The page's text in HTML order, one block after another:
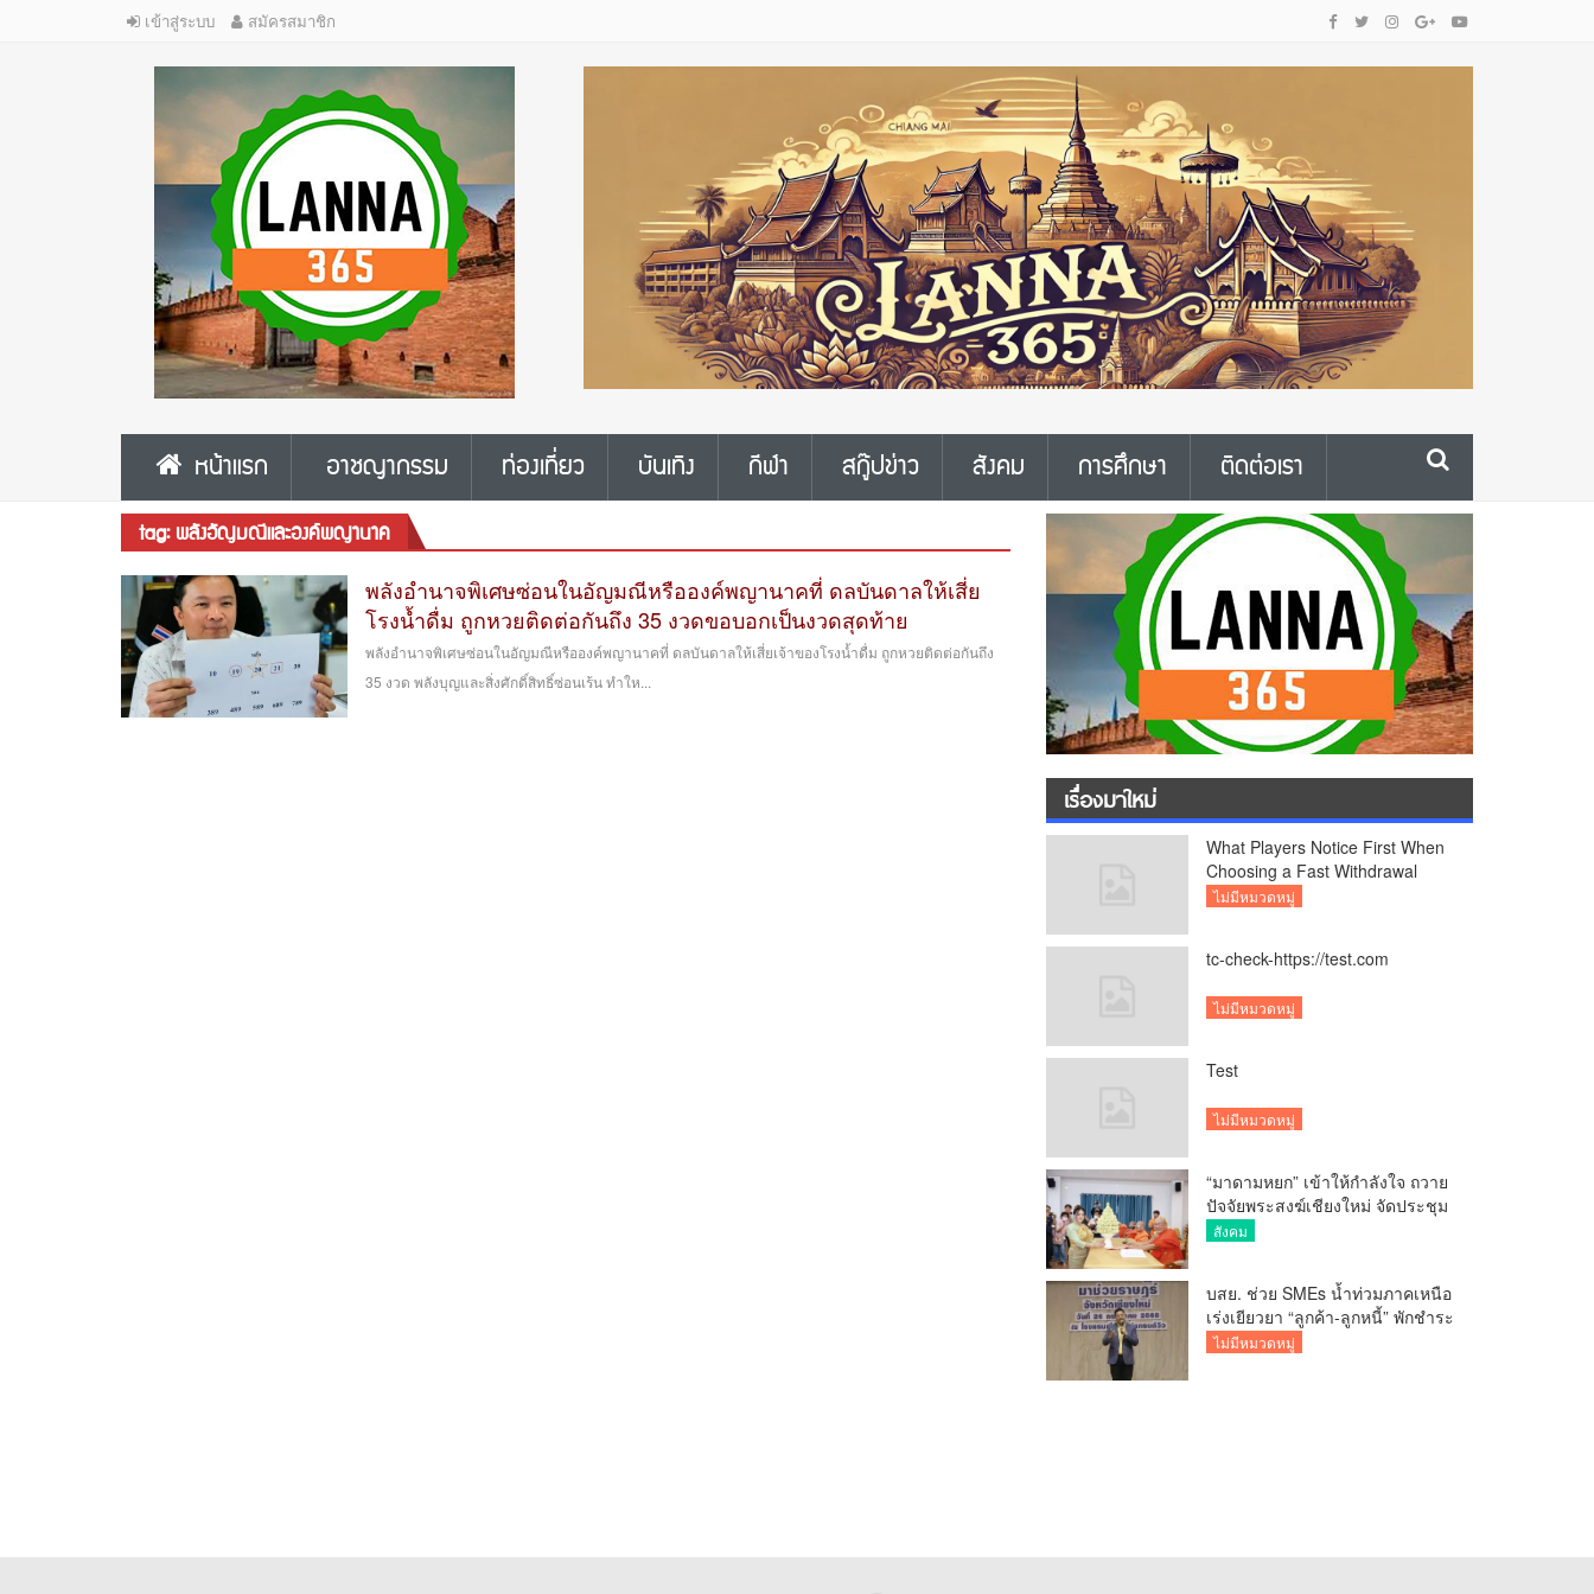
เข้าสู่ระบบ สมัครสมาชิก
หน้าแรก อาชญากรรม ท่องเที่ยว บันเทิง กีฬา สกู๊ปข่าว สังคม การศึกษา ติดต่อเรา
tag: พลังอัญมณีและองค์พญานาค
พลังอำนาจพิเศษซ่อนในอัญมณีหรือองค์พญานาคที่ ดลบันดาลให้เสี่ย
โรงน้ำดื่ม ถูกหวยติดต่อกันถึง 35 งวดขอบอกเป็นงวดสุดท้าย
พลังอำนาจพิเศษซ่อนในอัญมณีหรือองค์พญานาคที่ ดลบันดาลให้เสี่ยเจ้าของโรงน้ำดื่ม ถูกหวยติดต่อกันถึง
35 งวด พลังบุญและสิ่งศักดิ์สิทธิ์ซ่อนเร้น ทำให...
เรื่องมาใหม่
What Players Notice First When
Choosing a Fast Withdrawal
Casino UK
ไม่มีหมวดหมู่
tc-check-https://test.com
ไม่มีหมวดหมู่
Test
ไม่มีหมวดหมู่
“มาดามหยก” เข้าให้กำลังใจ ถวาย
ปัจจัยพระสงฆ์เชียงใหม่ จัดประชุม
ทำบัญชีรายรับรายจ่ายของวัด กว่า
สังคม
บสย. ช่วย SMEs น้ำท่วมภาคเหนือ
เร่งเยียวยา “ลูกค้า-ลูกหนี้” พักชำระ
ค่าธรรมเนียม-ค่างวด
ไม่มีหมวดหมู่